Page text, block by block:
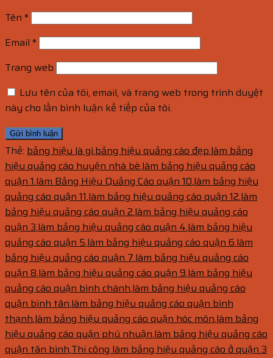
Tên *
Email *
Trang web
Lưu tên của tôi, email, và trang web trong trình duyệt
này cho lần bình luận kế tiếp của tôi.
Thẻ: bảng hiệu là gì,bảng hiệu quảng cáo đẹp,làm bảng
hiệu quảng cáo huyện nhà bè,làm bảng hiệu quảng cáo
quận 1,làm Bảng Hiệu Quảng Cáo quận 10,làm bảng hiệu
quảng cáo quận 11,làm bảng hiệu quảng cáo quận 12,làm
bảng hiệu quảng cáo quận 2,làm bảng hiệu quảng cáo
quận 3,làm bảng hiệu quảng cáo quận 4,làm bảng hiệu
quảng cáo quận 5,làm bảng hiệu quảng cáo quận 6,làm
bảng hiệu quảng cáo quận 7,làm bảng hiệu quảng cáo
quận 8,làm bảng hiệu quảng cáo quận 9,làm bảng hiệu
quảng cáo quận bình chánh,làm bảng hiệu quảng cáo
quận bình tân,làm bảng hiệu quảng cáo quận bình
thạnh,làm bảng hiệu quảng cáo quận hóc môn,làm bảng
hiệu quảng cáo quận phú nhuận,làm bảng hiệu quảng cáo
quận tân bình,Thi công làm bảng hiệu quảng cáo ở quận 3